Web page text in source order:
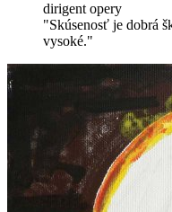
dirigent opery
"Skúsenosť je dobrá
vysoké."